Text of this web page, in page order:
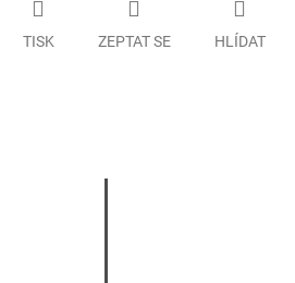
TISK ZEPTAT SE HLÍDAT